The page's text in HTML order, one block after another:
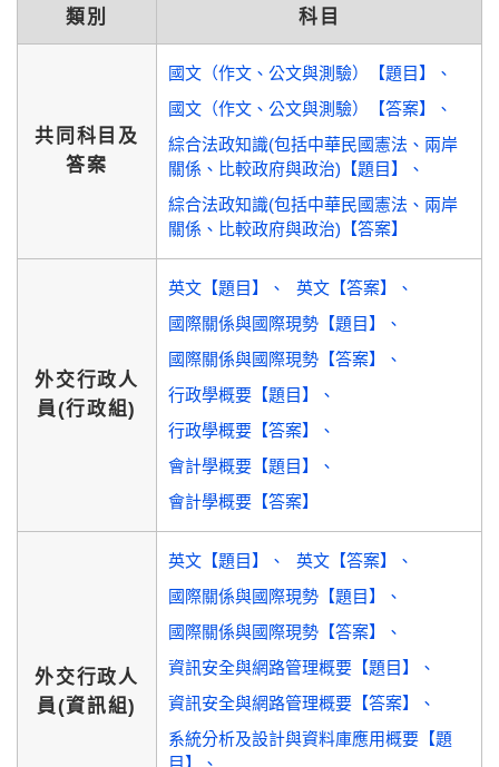
類別 科目
共同科目及
答案
國文（作文、公文與測驗）【題目】
國文（作文、公文與測驗）【答案】
綜合法政知識(包括中華民國憲法、兩岸
關係、比較政府與政治)【題目】
綜合法政知識(包括中華民國憲法、兩岸
關係、比較政府與政治)【答案】
外交行政人
員(行政組)
英文【題目】
英文【答案】
國際關係與國際現勢【題目】
國際關係與國際現勢【答案】
行政學概要【題目】
行政學概要【答案】
會計學概要【題目】
會計學概要【答案】
外交行政人
員(資訊組)
英文【題目】
英文【答案】
國際關係與國際現勢【題目】
國際關係與國際現勢【答案】
資訊安全與網路管理概要【題目】
資訊安全與網路管理概要【答案】
系統分析及設計與資料庫應用概要【題
目】